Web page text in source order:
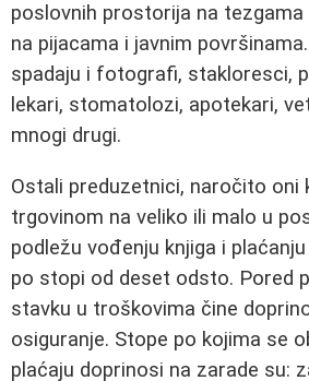
poslovnih prostorija na
na pijacama i javnim
spadaju i fotografi, stakloresci,
lekari, stomatolozi, apotekari,
mnogi drugi.
Ostali preduzetnici, naročito oni
trgovinom na veliko ili malo u
podležu vođenju knjiga i
po stopi od deset odsto. Pored
stavku u troškovima čine
osiguranje. Stope po kojima se
plaćaju doprinosi na zarade su: